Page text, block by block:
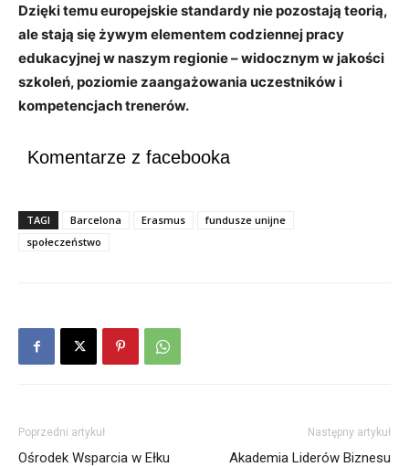
Dzięki temu europejskie standardy nie pozostają teorią,
ale stają się żywym elementem codziennej pracy
edukacyjnej w naszym regionie – widocznym w jakości
szkoleń, poziomie zaangażowania uczestników i
kompetencjach trenerów.
Komentarze z facebooka
TAGI Barcelona Erasmus
fundusze unijne
społeczeństwo
Poprzedni artykuł
Ośrodek Wsparcia w Ełku
Następny artykuł
Akademia Liderów Biznesu